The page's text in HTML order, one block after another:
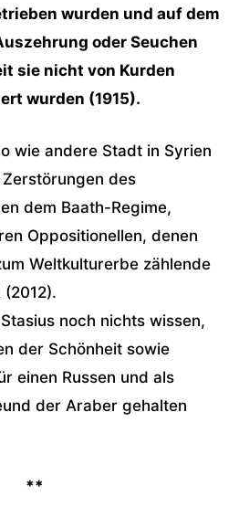
wurden und auf dem
oder Seuchen
sie nicht von Kurden
wurden (1915).
wie andere Stadt in Syrien
des
dem Baath-Regime,
Oppositionellen, denen
Weltkulturerbe zählende
noch nichts wissen,
der Schönheit sowie
einen Russen und als
der Araber gehalten
**